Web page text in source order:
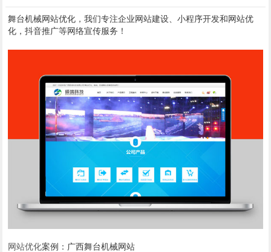
舞台机械网站优化，我们专注企业网站建设、小程序开发和网站优
化，抖音推广等网络宣传服务！
网站优化案例：广西舞台机械网站